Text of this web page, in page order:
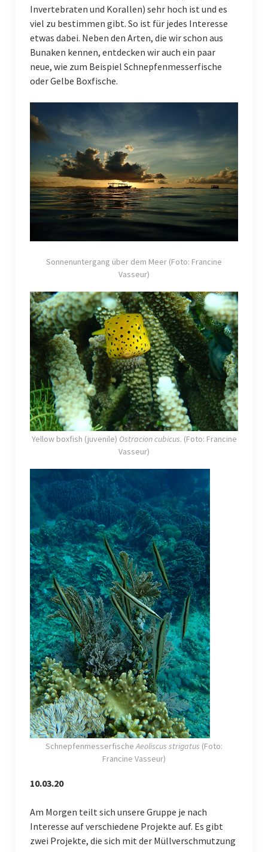
Invertebraten und Korallen) sehr hoch ist und es
viel zu bestimmen gibt. So ist für jedes Interesse
etwas dabei. Neben den Arten, die wir schon aus
Bunaken kennen, entdecken wir auch ein paar
neue, wie zum Beispiel Schnepfenmesserfische
oder Gelbe Boxfische.
Sonnenuntergang über dem Meer (Foto: Francine
Vasseur)
Yellow boxfish (juvenile) Ostracion cubicus. (Foto: Francine
Vasseur)
SchnepfenmesserfischeAeoliscus strigatus (Foto:
Francine Vasseur)
10.03.20
Am Morgen teilt sich unsere Gruppe je nach
Interesse auf verschiedene Projekte auf. Es gibt
zwei Projekte, die sich mit der Müllverschmutzung